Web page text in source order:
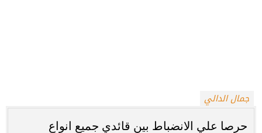
جمال الدالي
حرصا علي الانضباط بين قائدي جميع انواع